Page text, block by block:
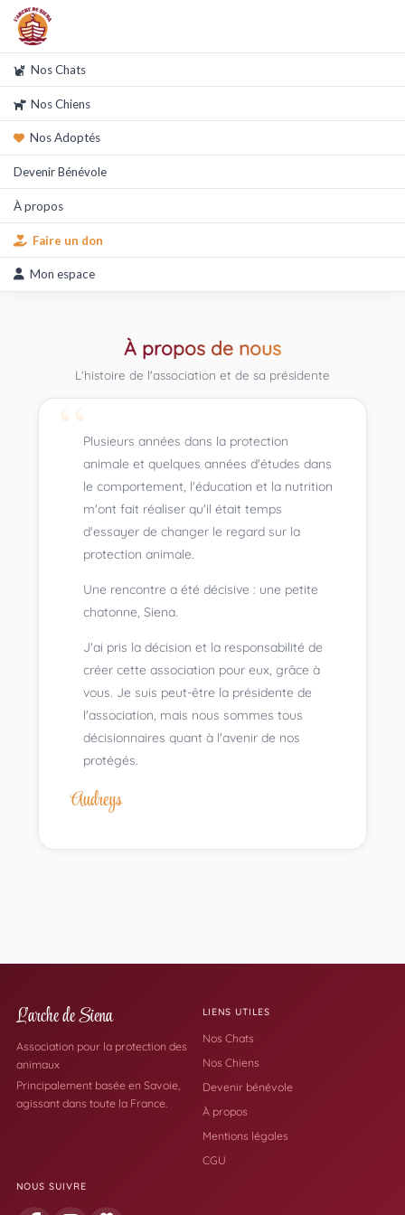
Nos Chats
Nos Chiens
Nos Adoptés
Devenir Bénévole
À propos
Faire un don
Mon espace
À propos de nous
L'histoire de l'association et de sa présidente
Plusieurs années dans la protection
animale et quelques années d'études dans
le comportement, l'éducation et la nutrition
m'ont fait réaliser qu'il était temps
d'essayer de changer le regard sur la
protection animale.
Une rencontre a été décisive : une petite
chatonne, Siena.
J'ai pris la décision et la responsabilité de
créer cette association pour eux, grâce à
vous. Je suis peut-être la présidente de
l'association, mais nous sommes tous
décisionnaires quant à l'avenir de nos
protégés.
Audreys
L'arche de Siena
Association pour la protection des
animaux
Principalement basée en Savoie,
agissant dans toute la France.
LIENS UTILES
Nos Chats
Nos Chiens
Devenir bénévole
À propos
Mentions légales
CGU
NOUS SUIVRE